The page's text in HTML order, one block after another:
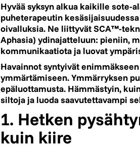
Hyvää syksyn alkua kaikille
puheterapeutin
oivalluksia. Ne liittyvät SCA™-
Aphasia) ydinajatteluun: pieniin,
kommunikaatiota ja luovat
Havainnot syntyivät
ymmärtämiseen. Ymmärryksen
epäluottamusta. Hämmästyin,
siltoja ja luoda saavutettavampi
1. Hetken
kuin kiire